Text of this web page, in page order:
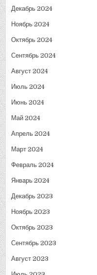
Декабрь 2024
Ноябрь 2024
Октябрь 2024
Сентябрь 2024
Август 2024
Июль 2024
Июнь 2024
Май 2024
Апрель 2024
Март 2024
Февраль 2024
Январь 2024
Декабрь 2023
Ноябрь 2023
Октябрь 2023
Сентябрь 2023
Август 2023